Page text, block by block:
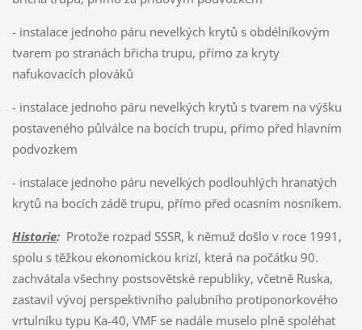
- instalace jednoho páru nevelkých krytů s obdélníkovým
tvarem po stranách břicha trupu, přímo za kryty
nafukovacích plováků
- instalace jednoho páru nevelkých krytů s tvarem na výšku
postaveného půlválce na bocích trupu, přímo před hlavním
podvozkem
- instalace jednoho páru nevelkých podlouhlých hranatých
krytů na bocích zádě trupu, přímo před ocasním nosníkem.
Historie:Protože rozpad SSSR, k němuž došlo v roce 1991,
spolu s těžkou ekonomickou krizí, která na počátku 90.
zachvátala všechny postsovětské republiky, včetně Ruska,
zastavil vývoj perspektivního palubního protiponorkového
vrtulníku typu Ka-40, VMF se nadále muselo plně spoléhat